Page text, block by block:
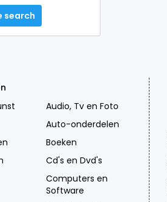
search
Audio, Tv en Foto
Auto-onderdelen
Boeken
Cd's en Dvd's
Computers en
Software